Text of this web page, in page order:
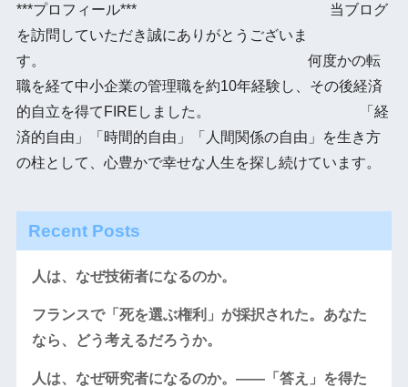
***プロフィール*** 当ブログ
を訪問していただき誠にありがとうございま
す。 何度かの転
職を経て中小企業の管理職を約10年経験し、その後経済
的自立を得てFIREしました。 「経
済的自由」「時間的自由」「人間関係の自由」を生き方
の柱として、心豊かで幸せな人生を探し続けています。
Recent Posts
人は、なぜ技術者になるのか。
フランスで「死を選ぶ権利」が採択された。あなた
なら、どう考えるだろうか。
人は、なぜ研究者になるのか。――「答え」を得た